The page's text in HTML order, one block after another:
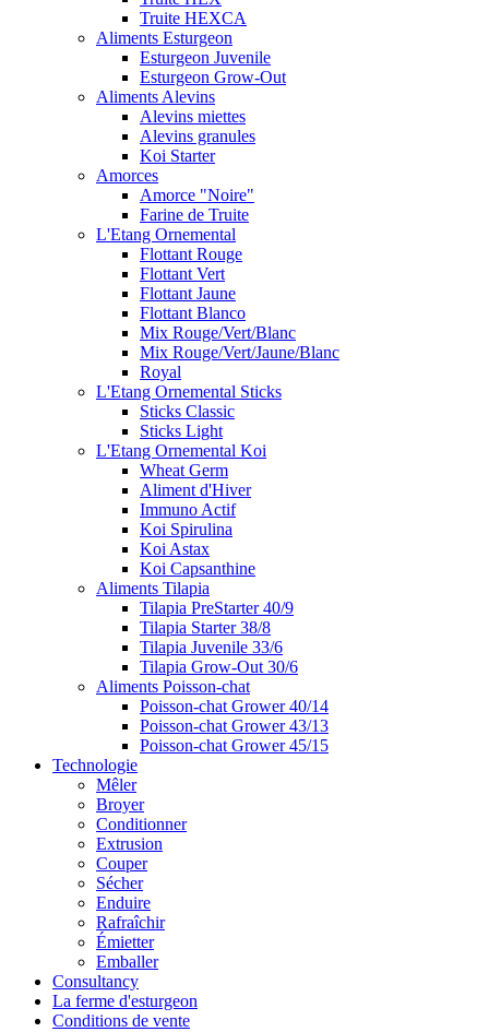
Truite HEXCA
Aliments Esturgeon
Esturgeon Juvenile
Esturgeon Grow-Out
Aliments Alevins
Alevins miettes
Alevins granules
Koi Starter
Amorces
Amorce "Noire"
Farine de Truite
L'Etang Ornemental
Flottant Rouge
Flottant Vert
Flottant Jaune
Flottant Blanco
Mix Rouge/Vert/Blanc
Mix Rouge/Vert/Jaune/Blanc
Royal
L'Etang Ornemental Sticks
Sticks Classic
Sticks Light
L'Etang Ornemental Koi
Wheat Germ
Aliment d'Hiver
Immuno Actif
Koi Spirulina
Koi Astax
Koi Capsanthine
Aliments Tilapia
Tilapia PreStarter 40/9
Tilapia Starter 38/8
Tilapia Juvenile 33/6
Tilapia Grow-Out 30/6
Aliments Poisson-chat
Poisson-chat Grower 40/14
Poisson-chat Grower 43/13
Poisson-chat Grower 45/15
Technologie
Mêler
Broyer
Conditionner
Extrusion
Couper
Sécher
Enduire
Rafraîchir
Émietter
Emballer
Consultancy
La ferme d'esturgeon
Conditions de vente